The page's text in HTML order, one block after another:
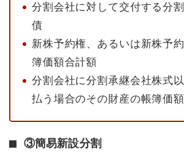
分割会社に対して交付する分
債
新株予約権、あるいは新株予
簿価額合計額
分割会社に分割承継会社株式
払う場合のその財産の帳簿価
③簡易新設分割